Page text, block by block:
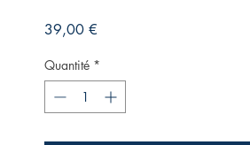
39,00 €Prix
Quantité *